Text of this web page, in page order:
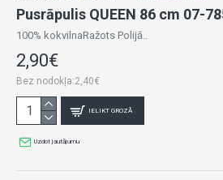
Pusrāpulis QUEEN 86 cm 07-
100% kokvilnaRažots Polijā..
2,90€
Bez nodokļa:2,40€
IELIKT GROZĀ
Uzdot jautājumu